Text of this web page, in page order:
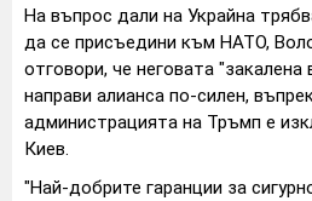
На въпрос дали на Украйна
да се присъедини към НАТО,
отговори, че неговата
направи алианса по-силен,
администрацията на Тръмп е
Киев.
"Най-добрите гаранции за